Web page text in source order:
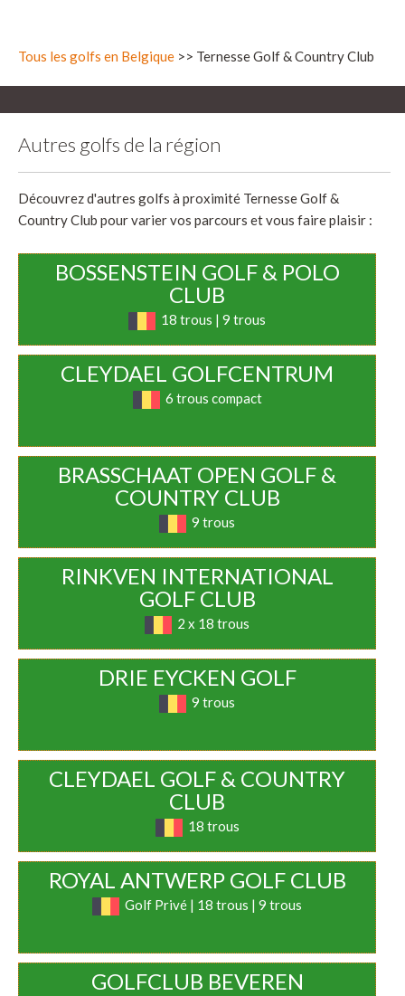
Tous les golfs en Belgique >> Ternesse Golf & Country Club
Autres golfs de la région
Découvrez d'autres golfs à proximité Ternesse Golf &
Country Club pour varier vos parcours et vous faire plaisir :
BOSSENSTEIN GOLF & POLO
CLUB
18 trous | 9 trous
CLEYDAEL GOLFCENTRUM
6 trous compact
BRASSCHAAT OPEN GOLF &
COUNTRY CLUB
9 trous
RINKVEN INTERNATIONAL
GOLF CLUB
2 x 18 trous
DRIE EYCKEN GOLF
9 trous
CLEYDAEL GOLF & COUNTRY
CLUB
18 trous
ROYAL ANTWERP GOLF CLUB
Golf Privé | 18 trous | 9 trous
GOLFCLUB BEVEREN